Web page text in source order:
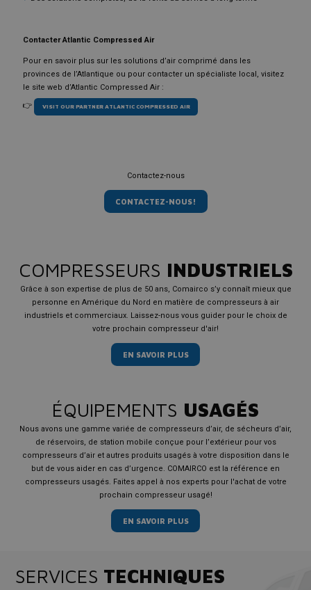
Contacter Atlantic Compressed Air
Pour en savoir plus sur les solutions d’air comprimé dans les
provinces de l’Atlantique ou pour contacter un spécialiste local, visitez
le site web d’Atlantic Compressed Air :
👉 VISIT OUR PARTNER ATLANTIC COMPRESSED AIR
Contactez-nous
CONTACTEZ-NOUS!
COMPRESSEURS INDUSTRIELS
Grâce à son expertise de plus de 50 ans, Comairco s’y connaît mieux que
personne en Amérique du Nord en matière de compresseurs à air
industriels et commerciaux. Laissez-nous vous guider pour le choix de
votre prochain compresseur d'air!
EN SAVOIR PLUS
ÉQUIPEMENTS USAGÉS
Nous avons une gamme variée de compresseurs d’air, de sécheurs d’air,
de réservoirs, de station mobile conçue pour l’extérieur pour vos
compresseurs d’air et autres produits usagés à votre disposition dans le
but de vous aider en cas d’urgence. COMAIRCO est la référence en
compresseurs usagés. Faites appel à nos experts pour l'achat de votre
prochain compresseur usagé!
EN SAVOIR PLUS
SERVICES TECHNIQUES